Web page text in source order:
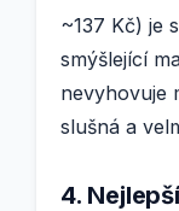
~137 Kč) je
smýšlející
nevyhovuje
slušná a
4.